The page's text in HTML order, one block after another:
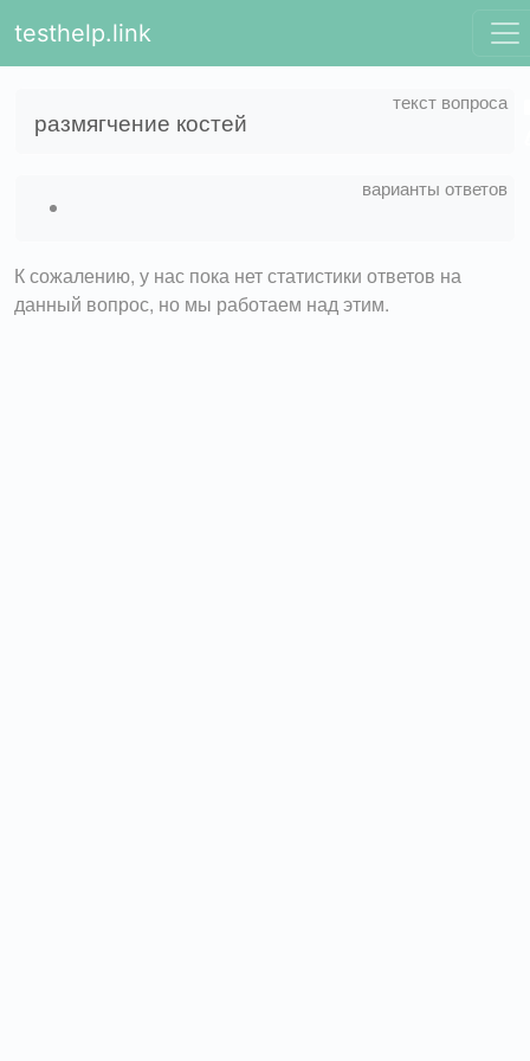
testhelp.link
размягчение костей
К сожалению, у нас пока нет статистики ответов на
данный вопрос, но мы работаем над этим.